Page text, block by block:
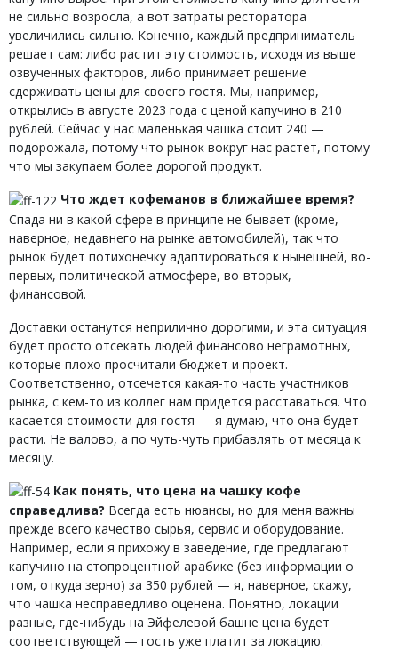
не сильно возросла, а вот затраты ресторатора
увеличились сильно. Конечно, каждый предприниматель
решает сам: либо растит эту стоимость, исходя из выше
озвученных факторов, либо принимает решение
сдерживать цены для своего гостя. Мы, например,
открылись в августе 2023 года с ценой капучино в 210
рублей. Сейчас у нас маленькая чашка стоит 240 —
подорожала, потому что рынок вокруг нас растет, потому
что мы закупаем более дорогой продукт.
Что ждет кофеманов в ближайшее время?
Спада ни в какой сфере в принципе не бывает (кроме,
наверное, недавнего на рынке автомобилей), так что
рынок будет потихонечку адаптироваться к нынешней, во-
первых, политической атмосфере, во-вторых,
финансовой.
Доставки останутся неприлично дорогими, и эта ситуация
будет просто отсекать людей финансово неграмотных,
которые плохо просчитали бюджет и проект.
Соответственно, отсечется какая-то часть участников
рынка, с кем-то из коллег нам придется расставаться. Что
касается стоимости для гостя — я думаю, что она будет
расти. Не валово, а по чуть-чуть прибавлять от месяца к
месяцу.
Как понять, что цена на чашку кофе
справедлива? Всегда есть нюансы, но для меня важны
прежде всего качество сырья, сервис и оборудование.
Например, если я прихожу в заведение, где предлагают
капучино на стопроцентной арабике (без информации о
том, откуда зерно) за 350 рублей — я, наверное, скажу,
что чашка несправедливо оценена. Понятно, локации
разные, где-нибудь на Эйфелевой башне цена будет
соответствующей — гость уже платит за локацию.